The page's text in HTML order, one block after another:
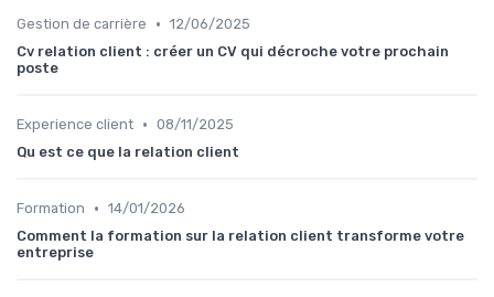
Gestion de carrière • 12/06/2025
Cv relation client : créer un CV qui décroche votre prochain
poste
Experience client • 08/11/2025
Qu est ce que la relation client
Formation • 14/01/2026
Comment la formation sur la relation client transforme votre
entreprise